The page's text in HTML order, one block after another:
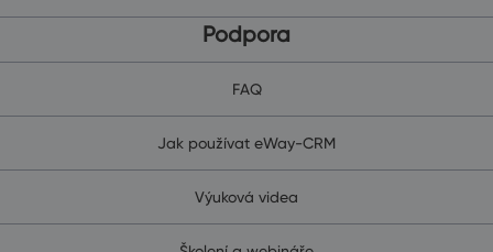
Podpora
FAQ
Jak používat eWay-CRM
Výuková videa